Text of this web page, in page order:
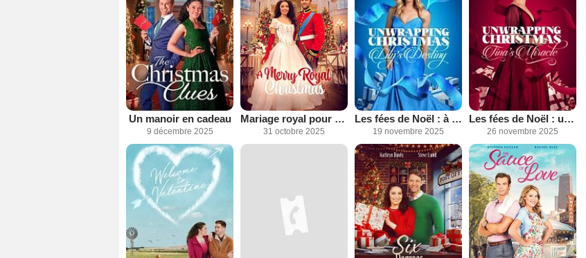
Un manoir en cadeau
9 décembre 2025
Mariage royal pour Noël
31 octobre 2025
Les fées de Noël : à vos rubans !
19 novembre 2025
Les fées de Noël : un gala à sauver
26 novembre 2025